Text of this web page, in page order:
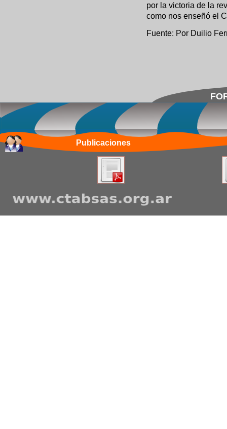
por la victoria de la
como nos enseñó el
Fuente: Por Duilio
Publicaciones